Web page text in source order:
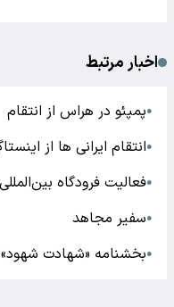
اخبار مرتبط
●پمپئو در هراس از انتقام
●انتقام ایرانی ها از
●فعالیت فرودگاه
●سفیر مجاهد
●بخشنامه «شهادت